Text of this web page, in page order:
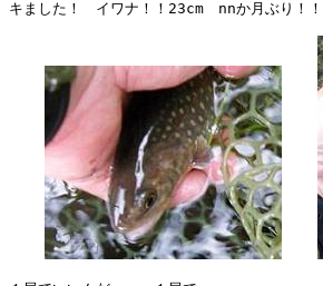
キました！　イワナ！！23cm　nnか月ぶり！！